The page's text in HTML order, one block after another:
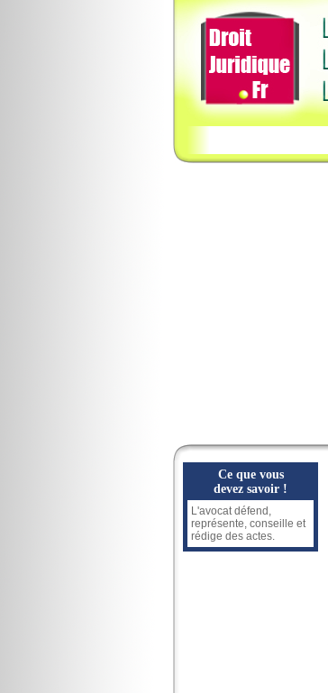
Ce que vous
devez savoir !
L'avocat défend,
représente, conseille et
rédige des actes.